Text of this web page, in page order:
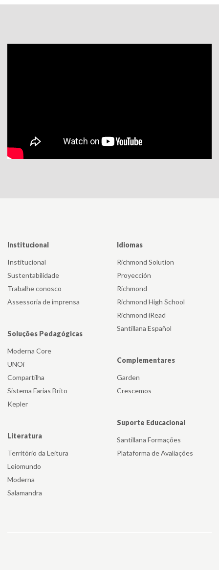
internacional que a levará a 22 países.
1968
Junto com o seu trabalho educativo, a
editora se abre, nos anos 70 e 80, à
publicação de obras literárias de ficção,
divulgação e pensamento, com os selos
Taurus e Alfaguara. Paralelamente à sua
expansão internacional e sua
consolidação como empreendimento
atividades nesta década, incorporando a
literária e textos de divulgação, de
referência ou de pensamento. Mais
guias de viagem e gastronomia, e de
literatura mais comercial.
Institucional
Institucional
Sustentabilidade
Trabalhe conosco
Assessoria de imprensa
Soluções Pedagógicas
Moderna Core
UNOi
Compartilha
Sistema Farias Brito
Kepler
Literatura
Território da Leitura
Leiomundo
Moderna
Salamandra
Idiomas
Richmond Solution
Proyección
Richmond
Richmond High School
Richmond iRead
Santillana Español
Complementares
Garden
Crescemos
Suporte Educacional
Santillana Formações
Plataforma de Avaliações